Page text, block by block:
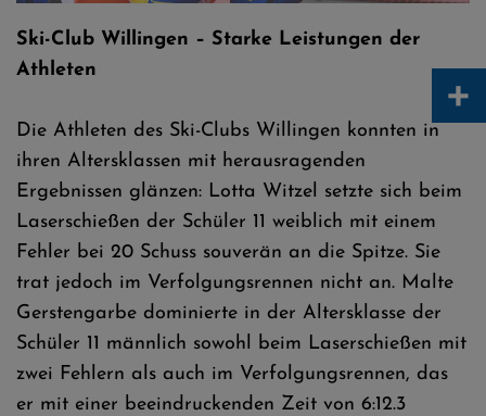
Ski-Club Willingen – Starke Leistungen der
Athleten
Die Athleten des Ski-Clubs Willingen konnten in
ihren Altersklassen mit herausragenden
Ergebnissen glänzen: Lotta Witzel setzte sich beim
Laserschießen der Schüler 11 weiblich mit einem
Fehler bei 20 Schuss souverän an die Spitze. Sie
trat jedoch im Verfolgungsrennen nicht an. Malte
Gerstengarbe dominierte in der Altersklasse der
Schüler 11 männlich sowohl beim Laserschießen mit
zwei Fehlern als auch im Verfolgungsrennen, das
er mit einer beeindruckenden Zeit von 6:12.3
+